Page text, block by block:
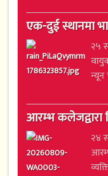
एक-दुई स्थानमा
२५
आरम्भ कलेजद्वारा
२४